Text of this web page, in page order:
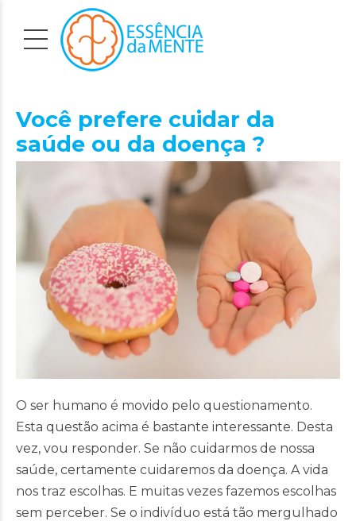
Você prefere cuidar da
saúde ou da doença ?
O ser humano é movido pelo questionamento.
Esta questão acima é bastante interessante. Desta
vez, vou responder. Se não cuidarmos de nossa
saúde, certamente cuidaremos da doença. A vida
nos traz escolhas. E muitas vezes fazemos escolhas
sem perceber. Se o indivíduo está tão mergulhado